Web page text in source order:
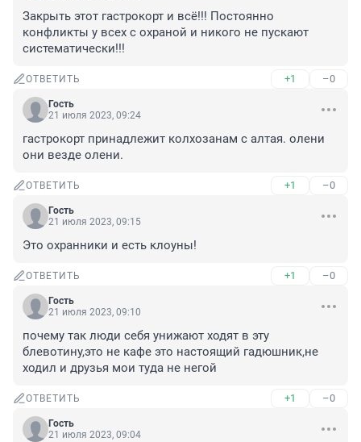
Закрыть этот гастрокорт и всё!!! Постоянно
конфликты у всех с охраной и никого не пускают
систематически!!!
ОТВЕТИТЬ +1 –0
Гость
21 июля 2023, 09:24
гастрокорт принадлежит колхозанам с алтая. олени
они везде олени.
ОТВЕТИТЬ +1 –0
Гость
21 июля 2023, 09:15
Это охранники и есть клоуны!
ОТВЕТИТЬ +1 –0
Гость
21 июля 2023, 09:10
почему так люди себя унижают ходят в эту
блевотину,это не кафе это настоящий гадюшник,не
ходил и друзья мои туда не негой
ОТВЕТИТЬ +1 –0
Гость
21 июля 2023, 09:04